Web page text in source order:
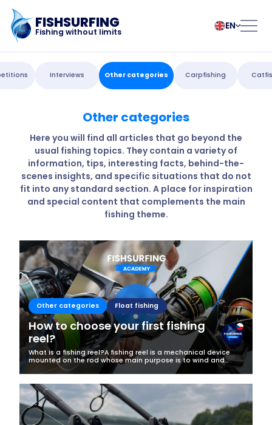
FISHSURFING
Fishing without limits
EN
български
Čeština
Deutsch
English
Español
Français
Italiano
Magyar
Nederlands
Norsk
Pусский
Slovenčina
Suomalainen
Svenska
Türk
Blog
About the app
Business
Interviews Other categories Carpfishing
Other categories
Here you will find all articles that go beyond the
usual fishing topics. They contain a variety of
information, tips, interesting facts, behind-the-
scenes insights, and specific situations that do not
fit into any standard section. A place for inspiration
and special content that complements the main
fishing theme.
Other categories Float fishing
How to choose your first fishing
reel?
What is a fishing reel?A fishing reel is a mechanical device
mounted on the rod whose main purpose is to wind and
release the line. It allows you to cast, and then to play and
land a fish. In...